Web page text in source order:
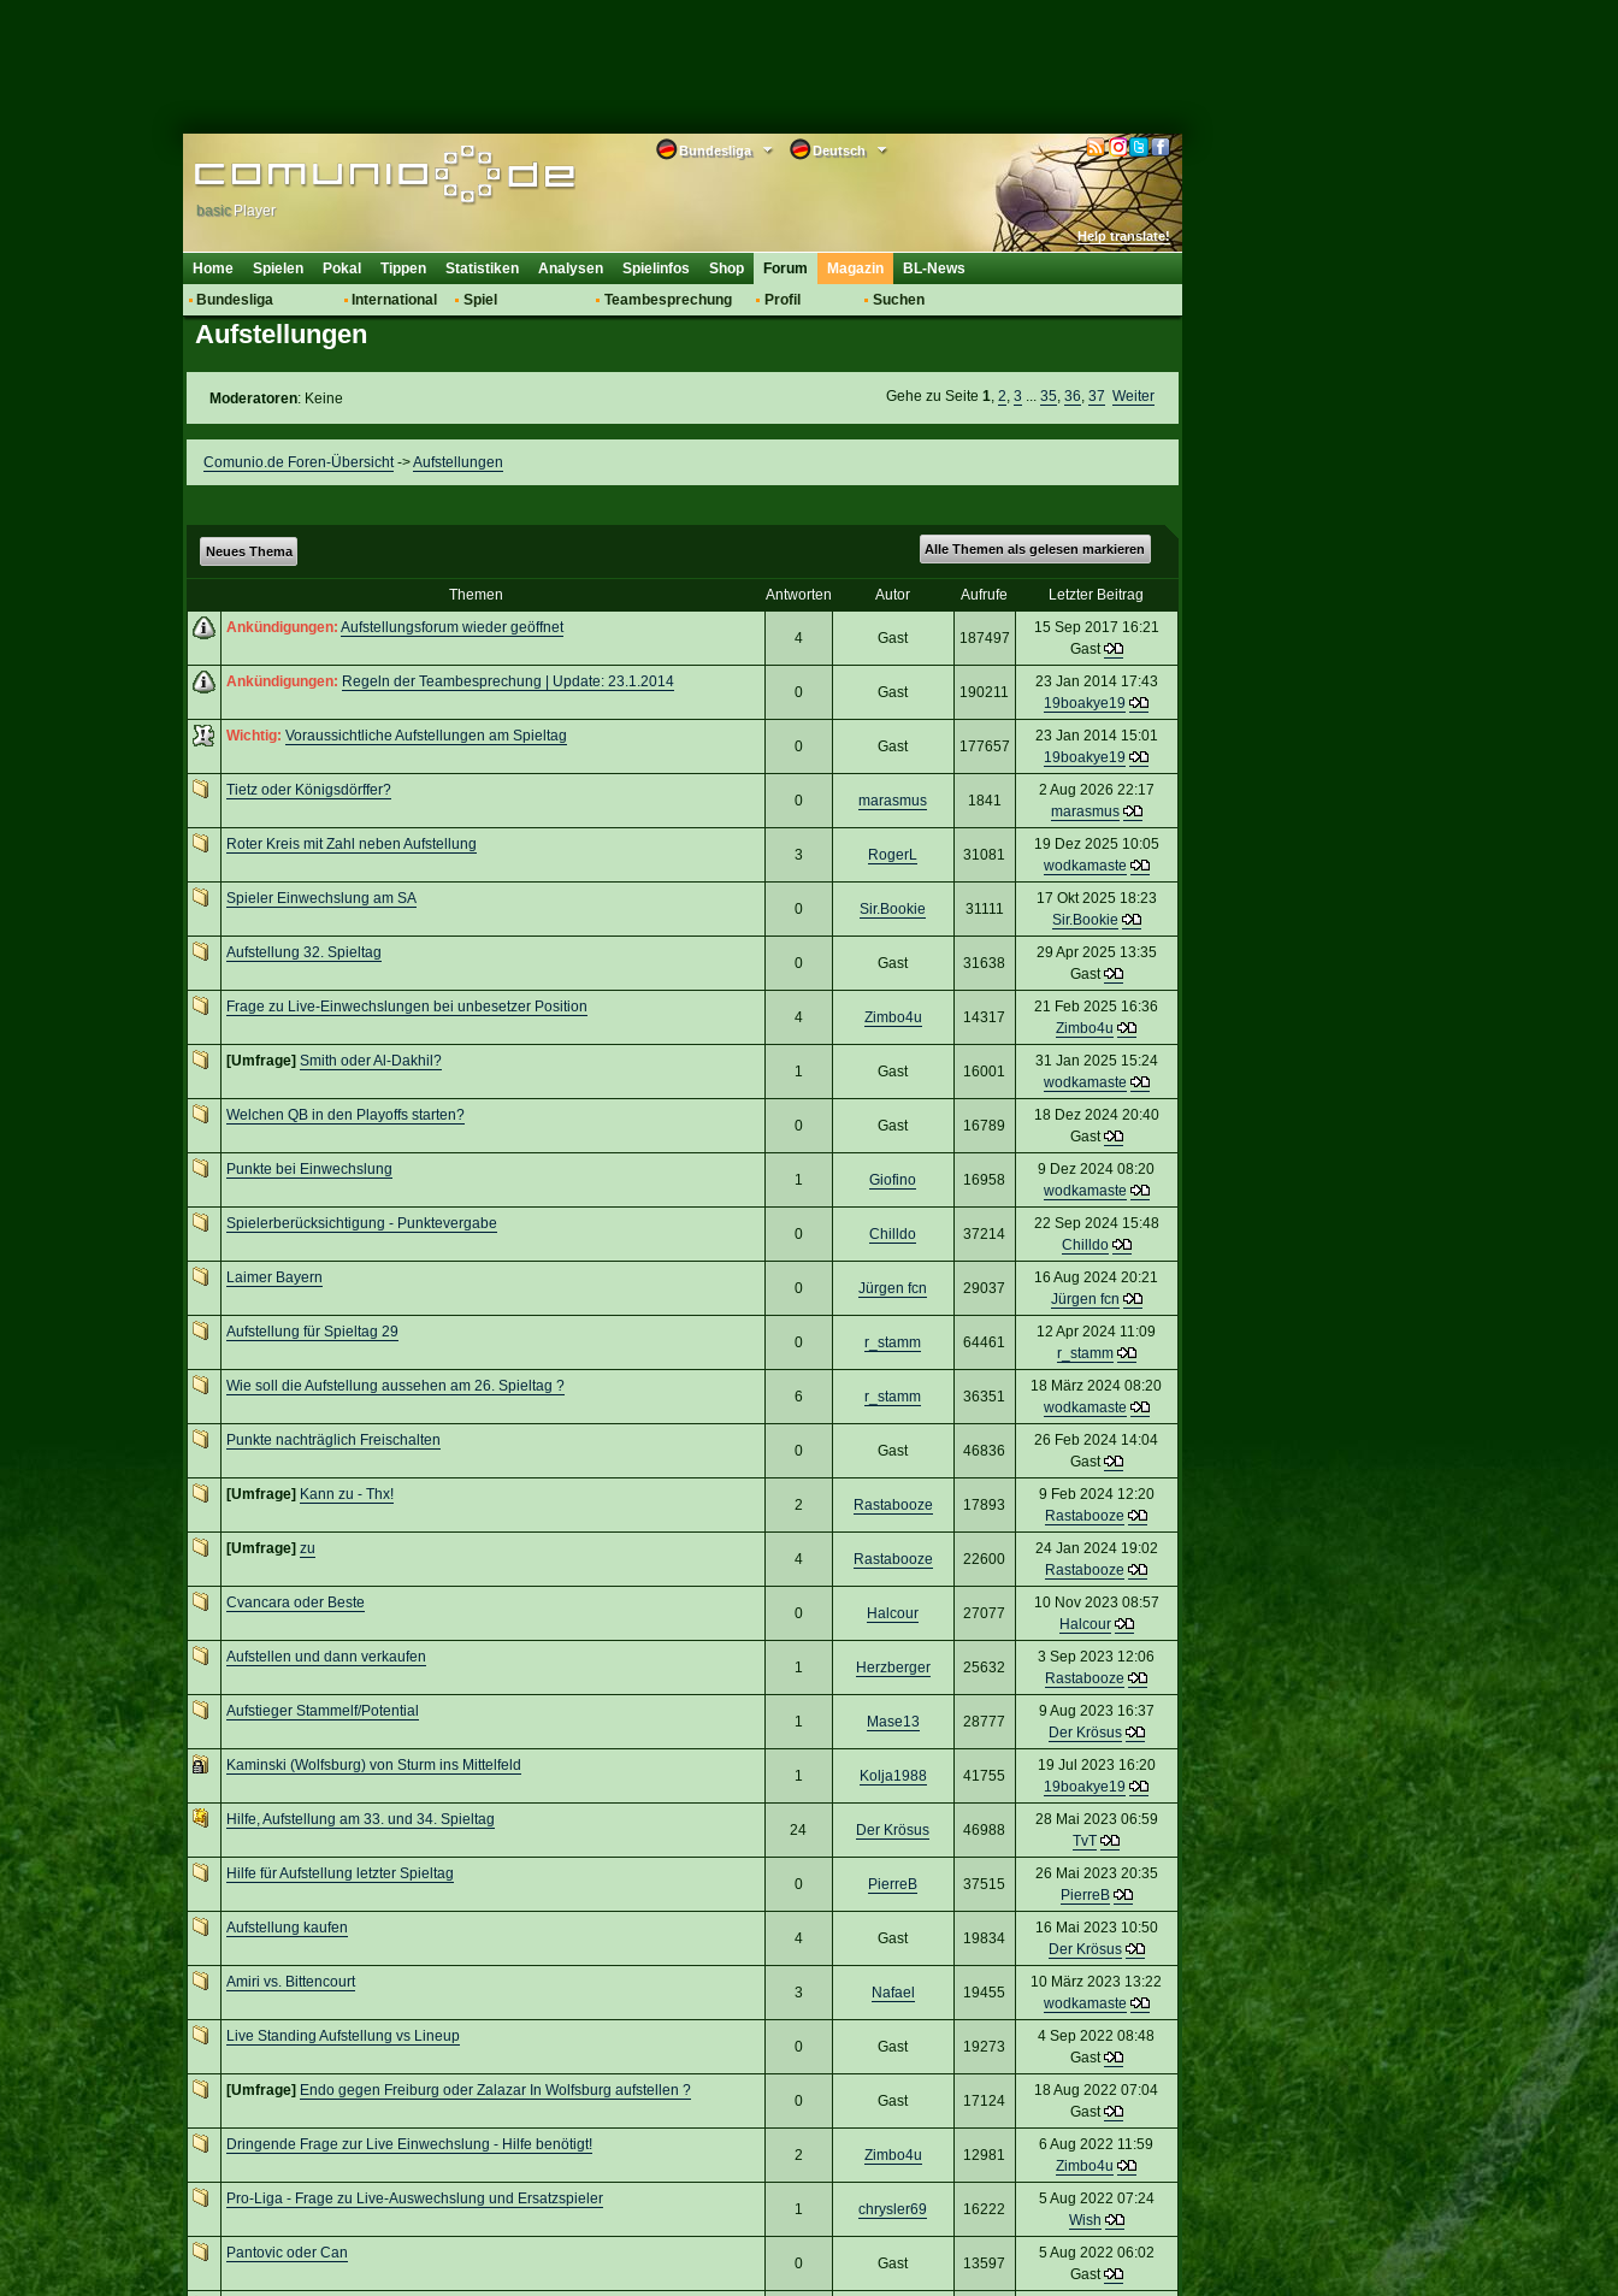
Deutsch
Bundesliga
Help translate!
basic Player
Home Spielen Pokal Tippen Statistiken Analysen Spielinfos Shop
Forum
Bundesliga
Hot News
Spielanalyse
International
Vereine
Spiel
Teambesprechung
Profil
Suchen
Magazin BL-News
Aufstellungen
Gehe zu Seite1 ,2 ,3 ...35 ,36 ,37 Weiter
Moderatoren: Keine
Comunio.de Foren-Übersicht->Aufstellungen
Alle Themen als gelesen markieren
Neues Thema
Themen Antworten Autor Aufrufe
Letzter Beitrag
Ankündigungen: Aufstellungsforum wieder geöffnet
4 Gast 187497
15 Sep 2017 16:21
Gast
Ankündigungen: Regeln der Teambesprechung | Update: 23.1.2014
0 Gast 190211
23 Jan 2014 17:43
19boakye19
Wichtig: Voraussichtliche Aufstellungen am Spieltag
0 Gast 177657
23 Jan 2014 15:01
19boakye19
Tietz oder Königsdörffer?
0 marasmus 1841
2 Aug 2026 22:17
marasmus
Roter Kreis mit Zahl neben Aufstellung
3 RogerL 31081
19 Dez 2025 10:05
wodkamaste
Spieler Einwechslung am SA
0 Sir.Bookie 31111
17 Okt 2025 18:23
Sir.Bookie
Aufstellung 32. Spieltag
0 Gast 31638
29 Apr 2025 13:35
Gast
Frage zu Live-Einwechslungen bei unbesetzer Position
4 Zimbo4u 14317
21 Feb 2025 16:36
Zimbo4u
[Umfrage] Smith oder Al-Dakhil?
1 Gast 16001
31 Jan 2025 15:24
wodkamaste
Welchen QB in den Playoffs starten?
0 Gast 16789
18 Dez 2024 20:40
Gast
Punkte bei Einwechslung
1 Giofino 16958
9 Dez 2024 08:20
wodkamaste
Spielerberücksichtigung - Punktevergabe
0 Chilldo 37214
22 Sep 2024 15:48
Chilldo
Laimer Bayern
0 Jürgen fcn 29037
16 Aug 2024 20:21
Jürgen fcn
Aufstellung für Spieltag 29
0 r_stamm 64461
12 Apr 2024 11:09
r_stamm
Wie soll die Aufstellung aussehen am 26. Spieltag ?
6 r_stamm 36351
18 März 2024 08:20
wodkamaste
Punkte nachträglich Freischalten
0 Gast 46836
26 Feb 2024 14:04
Gast
[Umfrage] Kann zu - Thx!
2 Rastabooze 17893
9 Feb 2024 12:20
Rastabooze
[Umfrage] zu
4 Rastabooze 22600
24 Jan 2024 19:02
Rastabooze
Cvancara oder Beste
0 Halcour 27077
10 Nov 2023 08:57
Halcour
Aufstellen und dann verkaufen
1 Herzberger 25632
3 Sep 2023 12:06
Rastabooze
Aufstieger Stammelf/Potential
1 Mase13 28777
9 Aug 2023 16:37
Der Krösus
Kaminski (Wolfsburg) von Sturm ins Mittelfeld
1 Kolja1988 41755
19 Jul 2023 16:20
19boakye19
Hilfe, Aufstellung am 33. und 34. Spieltag
24 Der Krösus 46988
28 Mai 2023 06:59
TvT
Hilfe für Aufstellung letzter Spieltag
0 PierreB 37515
26 Mai 2023 20:35
PierreB
Aufstellung kaufen
4 Gast 19834
16 Mai 2023 10:50
Der Krösus
Amiri vs. Bittencourt
3 Nafael 19455
10 März 2023 13:22
wodkamaste
Live Standing Aufstellung vs Lineup
0 Gast 19273
4 Sep 2022 08:48
Gast
[Umfrage] Endo gegen Freiburg oder Zalazar In Wolfsburg aufstellen ?
0 Gast 17124
18 Aug 2022 07:04
Gast
Dringende Frage zur Live Einwechslung - Hilfe benötigt!
2 Zimbo4u 12981
6 Aug 2022 11:59
Zimbo4u
Pro-Liga - Frage zu Live-Auswechslung und Ersatzspieler
1 chrysler69 16222
5 Aug 2022 07:24
Wish
Pantovic oder Can
0 Gast 13597
5 Aug 2022 06:02
Gast